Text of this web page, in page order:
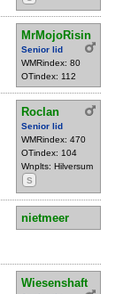
MrMojoRisin
Senior lid
WMRindex: 80
OTindex: 112
Roclan
Senior lid
WMRindex: 470
OTindex: 104
Wnplts: Hilversum
S
nietmeer
Wiesenshaft